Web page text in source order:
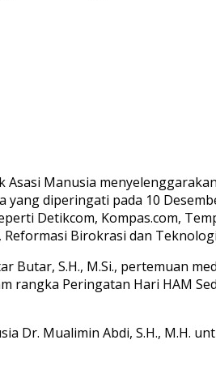
Manusia
diperingati pada 10
Detikcom, Kompas.com,
Birokrasi dan
Butar, S.H., M.Si., pertemuan
Peringatan Hari HAM
Dr. Mualimin Abdi, S.H., M.H.